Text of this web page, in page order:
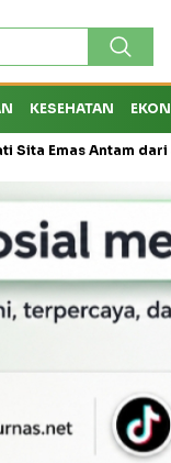
KESEHATAN
Antam dari Saksi NK,